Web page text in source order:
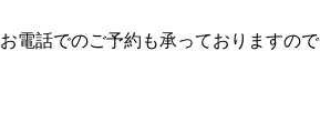
お電話でのご予約も承っておりますの